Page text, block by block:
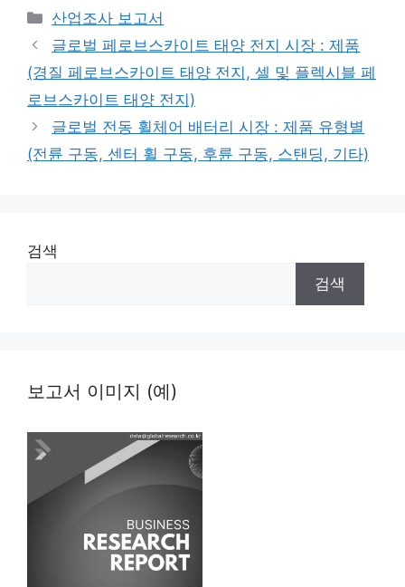
Categories
산업조사 보고서
글로벌 페로브스카이트 태양 전지 시장 : 제품
(경질 페로브스카이트 태양 전지, 셀 및 플렉시블 페
로브스카이트 태양 전지)
글로벌 전동 휠체어 배터리 시장 : 제품 유형별
(전륜 구동, 센터 휠 구동, 후륜 구동, 스탠딩, 기타)
검색
검색
보고서 이미지 (예)